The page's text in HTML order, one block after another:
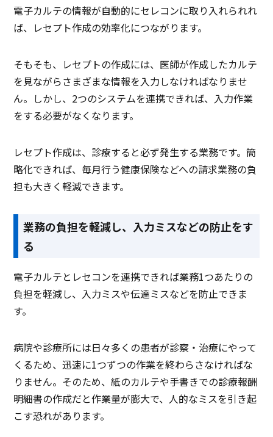
電子カルテの情報が自動的にセレコンに取り入れられれ
ば、レセプト作成の効率化につながります。
そもそも、レセプトの作成には、医師が作成したカルテ
を見ながらさまざまな情報を入力しなければなりませ
ん。しかし、2つのシステムを連携できれば、入力作業
をする必要がなくなります。
レセプト作成は、診療すると必ず発生する業務です。簡
略化できれば、毎月行う健康保険などへの請求業務の負
担も大きく軽減できます。
業務の負担を軽減し、入力ミスなどの防止をす
る
電子カルテとレセコンを連携できれば業務1つあたりの
負担を軽減し、入力ミスや伝達ミスなどを防止できま
す。
病院や診療所には日々多くの患者が診察・治療にやって
くるため、迅速に1つずつの作業を終わらさなければな
りません。そのため、紙のカルテや手書きでの診療報酬
明細書の作成だと作業量が膨大で、人的なミスを引き起
こす恐れがあります。